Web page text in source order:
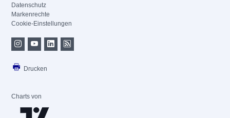
Datenschutz
Markenrechte
Cookie-Einstellungen
Drucken
Charts von